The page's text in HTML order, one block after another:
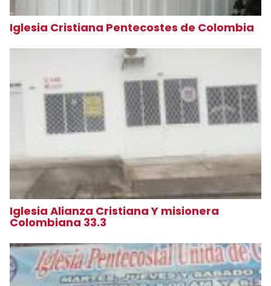
Iglesia Cristiana Pentecostes de Colombia
Iglesia Alianza Cristiana Y misionera
Colombiana 33.3